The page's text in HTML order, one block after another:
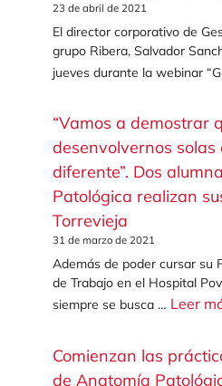
23 de abril de 2021
El director corporativo de
grupo Ribera, Salvador
jueves durante la webinar
“Vamos a demostrar
desenvolvernos solas
diferente”. Dos
Patológica realizan
Torrevieja
31 de marzo de 2021
Además de poder cursar su
de Trabajo en el Hospital
siempre se busca … Leer
Comienzan las
de Anatomía